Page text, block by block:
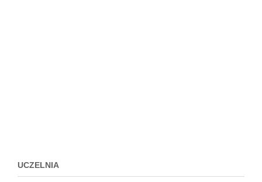
UCZELNIA